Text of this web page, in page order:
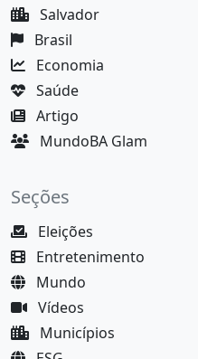
Salvador
Brasil
Economia
Saúde
Artigo
MundoBA Glam
Seções
Eleições
Entretenimento
Mundo
Vídeos
Municípios